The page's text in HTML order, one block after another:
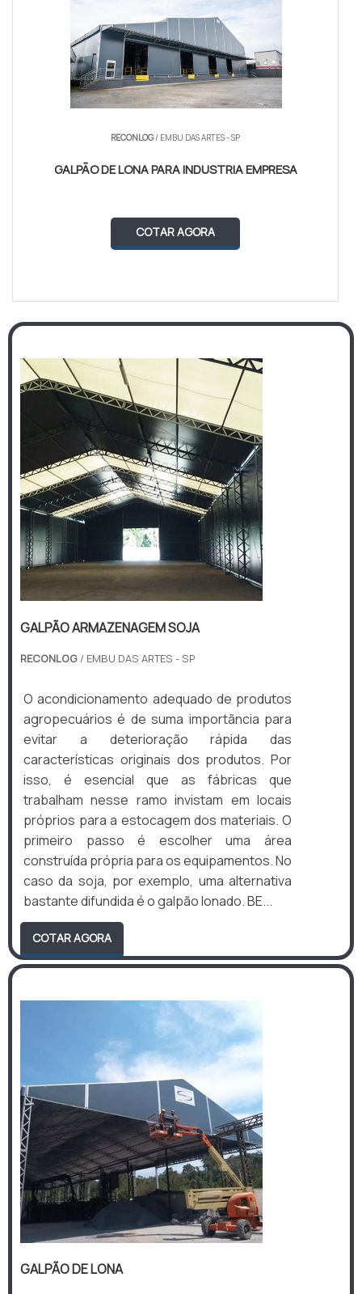
RECONLOG/ EMBU DAS ARTES - SP
GALPÃO DE LONA PARA INDUSTRIA EMPRESA
COTAR AGORA
GALPÃO ARMAZENAGEM SOJA
RECONLOG / EMBU DAS ARTES - SP
O acondicionamento adequado de produtos
agropecuários é de suma importãncia para
evitar a deterioração rápida das
características originais dos produtos. Por
isso, é esencial que as fábricas que
trabalham nesse ramo invistam em locais
próprios para a estocagem dos materiais. O
primeiro passo é escolher uma área
construída própria para os equipamentos. No
caso da soja, por exemplo, uma alternativa
bastante difundida é o galpão lonado. BE...
COTAR AGORA
GALPÃO DE LONA